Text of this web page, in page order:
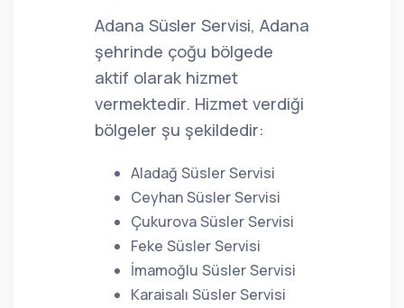
Adana Süsler Servisi, Adana
şehrinde çoğu bölgede
aktif olarak hizmet
vermektedir. Hizmet verdiği
bölgeler şu şekildedir:
Aladağ Süsler Servisi
Ceyhan Süsler Servisi
Çukurova Süsler Servisi
Feke Süsler Servisi
İmamoğlu Süsler Servisi
Karaisalı Süsler Servisi